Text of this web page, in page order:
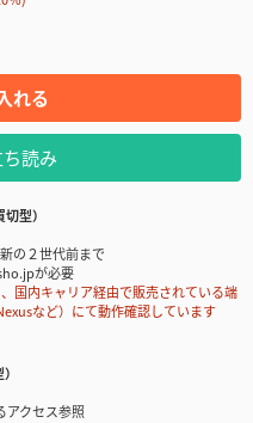
れる
読み
型）
の２世代前まで
が必要
内キャリア経由で販売されている端
など）にて動作確認しています
アクセス参照